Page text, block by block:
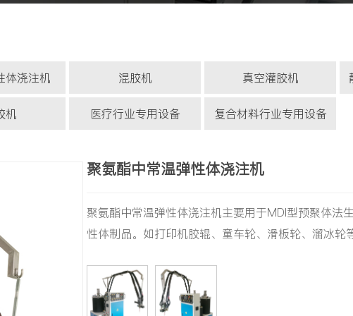
体浇注机 混胶机 真空灌胶机
机 医疗行业专用设备 复合材料行业专用设备
聚氨酯中常温弹性体浇注机
聚氨酯中常温弹性体浇注机主要用于MDI型预聚体法
性体制品。如打印机胶辊、童车轮、滑板轮、溜冰轮